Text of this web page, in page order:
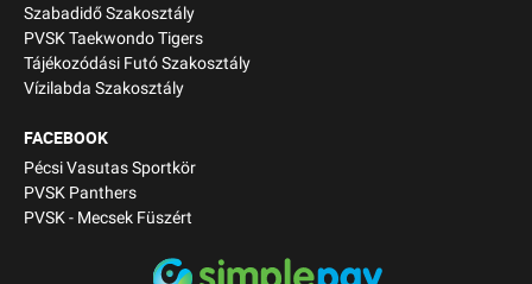
Szabadidő Szakosztály
PVSK Taekwondo Tigers
Tájékozódási Futó Szakosztály
Vízilabda Szakosztály
FACEBOOK
Pécsi Vasutas Sportkör
PVSK Panthers
PVSK - Mecsek Füszért